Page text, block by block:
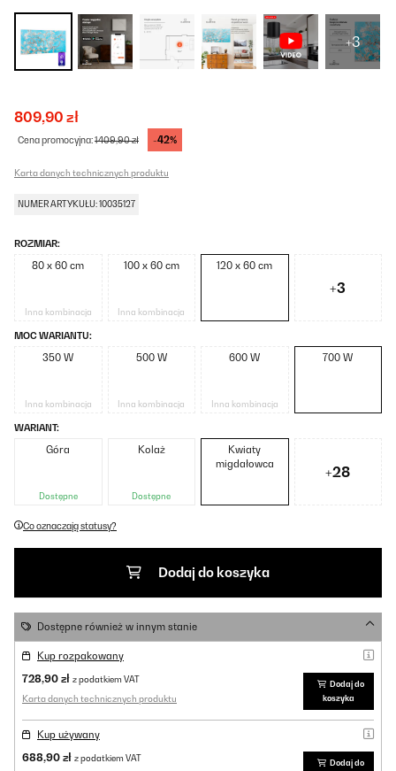
+3
809,90 zł
Cena promocyjna:1409,90 zł -42%
Karta danych technicznych produktu
NUMER ARTYKUŁU: 10035127
ROZMIAR:
80 x 60 cm
Inna kombinacja
100 x 60 cm
Inna kombinacja
120 x 60 cm
+3
MOC WARIANTU:
350 W
Inna kombinacja
500 W
Inna kombinacja
600 W
Inna kombinacja
700 W
WARIANT:
Góra
Dostępne
Kolaż
Dostępne
Kwiaty
migdałowca
+28
Co oznaczają statusy?
Dodaj do koszyka
Dostępne również w innym stanie
Kup rozpakowany
728,90 zł z podatkiem VAT
Karta danych technicznych produktu
Dodaj do
koszyka
Kup używany
688,90 zł z podatkiem VAT
Dodaj do